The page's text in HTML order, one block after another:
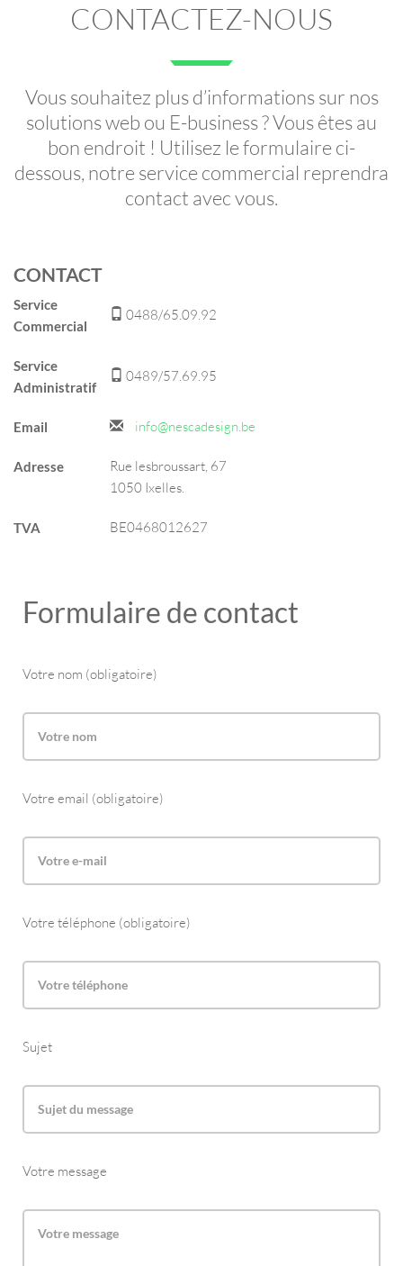
CONTACTEZ-NOUS
Vous souhaitez plus d’informations sur nos
solutions web ou E-business ? Vous êtes au
bon endroit ! Utilisez le formulaire ci-
dessous, notre service commercial reprendra
contact avec vous.
CONTACT
Service
Commercial
0488/65.09.92
Service
Administratif
0489/57.69.95
Email info@nescadesign.be
Adresse
Rue lesbroussart, 67
1050 Ixelles.
TVA BE0468012627
Formulaire de contact
Votre nom (obligatoire)
Votre email (obligatoire)
Votre téléphone (obligatoire)
Sujet
Votre message